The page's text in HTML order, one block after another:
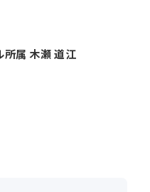
属 木瀬 道江